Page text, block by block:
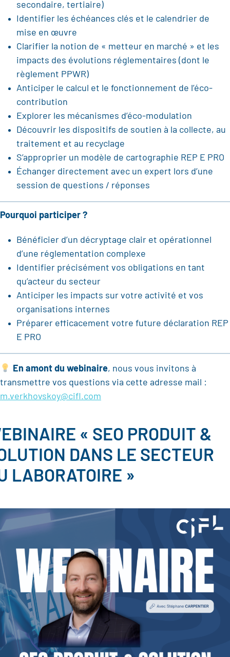
secondaire, tertiaire)
Identifier les échéances clés et le calendrier de
mise en œuvre
Clarifier la notion de « metteur en marché » et les
impacts des évolutions réglementaires (dont le
règlement PPWR)
Anticiper le calcul et le fonctionnement de l’éco-
contribution
Explorer les mécanismes d’éco-modulation
Découvrir les dispositifs de soutien à la collecte, au
traitement et au recyclage
S’approprier un modèle de cartographie REP E PRO
Échanger directement avec un expert lors d’une
session de questions / réponses
Pourquoi participer ?
Bénéficier d’un décryptage clair et opérationnel
d’une réglementation complexe
Identifier précisément vos obligations en tant
qu’acteur du secteur
Anticiper les impacts sur votre activité et vos
organisations internes
Préparer efficacement votre future déclaration REP
E PRO
En amont du webinaire, nous vous invitons à
transmettre vos questions via cette adresse mail :
m.verkhovskoy@cifl.com
« SEO PRODUIT &
DANS LE SECTEUR
LABORATOIRE »